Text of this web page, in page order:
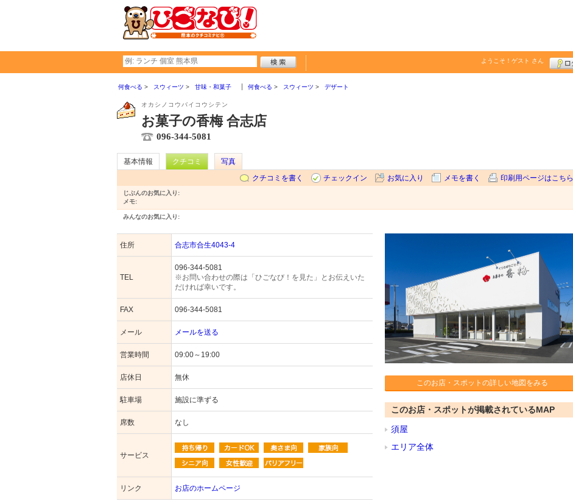
ようこそ！ ゲスト さん
何食べる スウィーツ 甘味・和菓子 何食べる スウィーツ デザート
オカシノコウバイコウシテン
お菓子の香梅 合志店
096-344-5081
基本情報 クチコミ
写真
クチコミを書く
チェックイン お気に入り メモを書く 印刷用ページはこちら
じぶんのお気に入り:
メモ:
みんなのお気に入り:
住所 合志市合生4043-4
TEL
096-344-5081
※お問い合わせの際は「ひごなび！を見た」とお伝えいた
だければ幸いです。
FAX 096-344-5081
メール メールを送る
営業時間 09:00～19:00
店休日 無休
駐車場 施設に準ずる
席数 なし
サービス
リンク お店のホームページ
このお店・スポットの詳しい地図をみる
このお店・スポットが掲載されているMAP
須屋
エリア全体